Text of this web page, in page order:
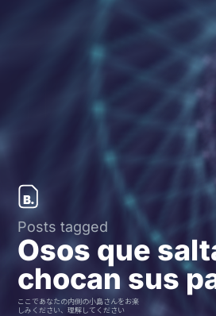
Posts tagged
Osos que
chocan sus
ここであなたの内側の小島さんをお楽
しみください、理解してください